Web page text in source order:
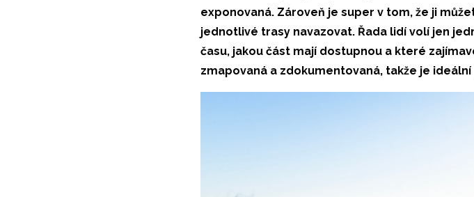
exponovaná. Zároveň je super v tom, že ji
jednotlivé trasy navazovat. Řada lidí volí jen
času, jakou část mají dostupnou a které
zmapovaná a zdokumentovaná, takže je